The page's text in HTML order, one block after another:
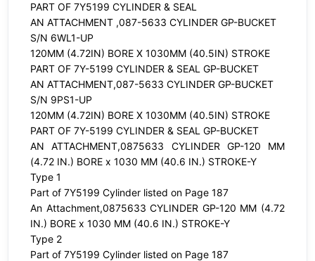
PART OF 7Y5199 CYLINDER & SEAL
AN ATTACHMENT ,087-5633 CYLINDER GP-BUCKET
S/N 6WL1-UP
120MM (4.72IN) BORE X 1030MM (40.5IN) STROKE
PART OF 7Y-5199 CYLINDER & SEAL GP-BUCKET
AN ATTACHMENT,087-5633 CYLINDER GP-BUCKET
S/N 9PS1-UP
120MM (4.72IN) BORE X 1030MM (40.5IN) STROKE
PART OF 7Y-5199 CYLINDER & SEAL GP-BUCKET
AN ATTACHMENT,0875633 CYLINDER GP-120 MM
(4.72 IN.) BORE x 1030 MM (40.6 IN.) STROKE-Y
Type 1
Part of 7Y5199 Cylinder listed on Page 187
An Attachment,0875633 CYLINDER GP-120 MM (4.72
IN.) BORE x 1030 MM (40.6 IN.) STROKE-Y
Type 2
Part of 7Y5199 Cylinder listed on Page 187